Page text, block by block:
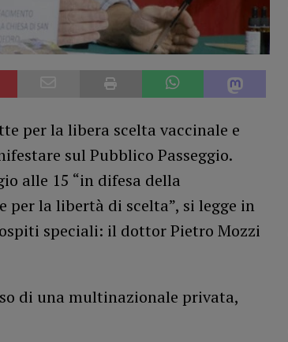
per la libera scelta vaccinale e
sul Pubblico Passeggio.
alle 15 “in difesa della
per la libertà di scelta”, si legge in
speciali: il dottor Pietro Mozzi
di una multinazionale privata,